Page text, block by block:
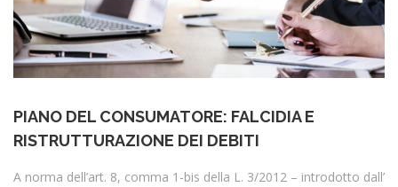
​PIANO DEL CONSUMATORE: FALCIDIA E
RISTRUTTURAZIONE DEI DEBITI
A norma dell’art. 8, comma 1-bis della L. 3/2012 – introdotto dall’